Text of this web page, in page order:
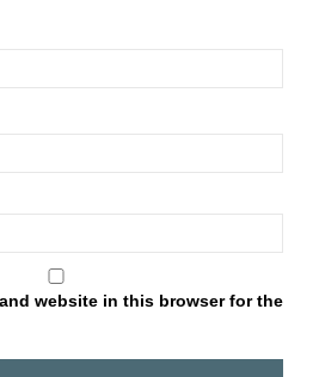
website in this browser for the